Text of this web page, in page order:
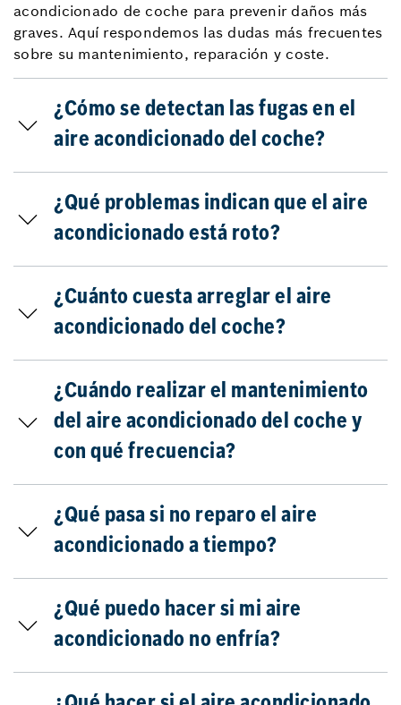
acondicionado de coche para prevenir daños más
graves. Aquí respondemos las dudas más frecuentes
sobre su mantenimiento, reparación y coste.
¿Cómo se detectan las fugas en el
aire acondicionado del coche?
¿Qué problemas indican que el aire
acondicionado está roto?
¿Cuánto cuesta arreglar el aire
acondicionado del coche?
¿Cuándo realizar el mantenimiento
del aire acondicionado del coche y
con qué frecuencia?
¿Qué pasa si no reparo el aire
acondicionado a tiempo?
¿Qué puedo hacer si mi aire
acondicionado no enfría?